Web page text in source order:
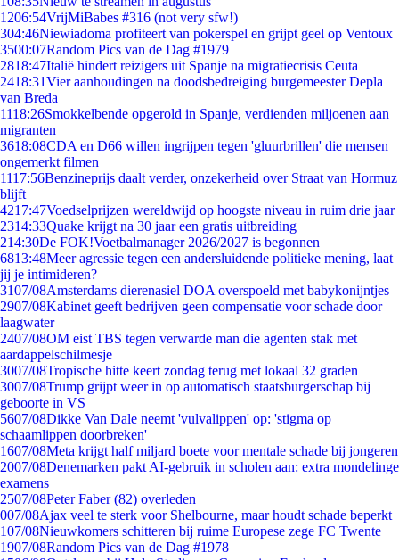
1206:54VrijMiBabes #316 (not very sfw!)
304:46Niewiadoma profiteert van pokerspel en grijpt geel op Ventoux
3500:07Random Pics van de Dag #1979
2818:47Italië hindert reizigers uit Spanje na migratiecrisis Ceuta
2418:31Vier aanhoudingen na doodsbedreiging burgemeester Depla
van Breda
1118:26Smokkelbende opgerold in Spanje, verdienden miljoenen aan
migranten
3618:08CDA en D66 willen ingrijpen tegen 'gluurbrillen' die mensen
ongemerkt filmen
1117:56Benzineprijs daalt verder, onzekerheid over Straat van Hormuz
blijft
4217:47Voedselprijzen wereldwijd op hoogste niveau in ruim drie jaar
2314:33Quake krijgt na 30 jaar een gratis uitbreiding
214:30De FOK!Voetbalmanager 2026/2027 is begonnen
6813:48Meer agressie tegen een andersluidende politieke mening, laat
jij je intimideren?
3107/08Amsterdams dierenasiel DOA overspoeld met babykonijntjes
2907/08Kabinet geeft bedrijven geen compensatie voor schade door
laagwater
2407/08OM eist TBS tegen verwarde man die agenten stak met
aardappelschilmesje
3007/08Tropische hitte keert zondag terug met lokaal 32 graden
3007/08Trump grijpt weer in op automatisch staatsburgerschap bij
geboorte in VS
5607/08Dikke Van Dale neemt 'vulvalippen' op: 'stigma op
schaamlippen doorbreken'
1607/08Meta krijgt half miljard boete voor mentale schade bij jongeren
2007/08Denemarken pakt AI-gebruik in scholen aan: extra mondelinge
examens
2507/08Peter Faber (82) overleden
007/08Ajax veel te sterk voor Shelbourne, maar houdt schade beperkt
107/08Nieuwkomers schitteren bij ruime Europese zege FC Twente
1907/08Random Pics van de Dag #1978